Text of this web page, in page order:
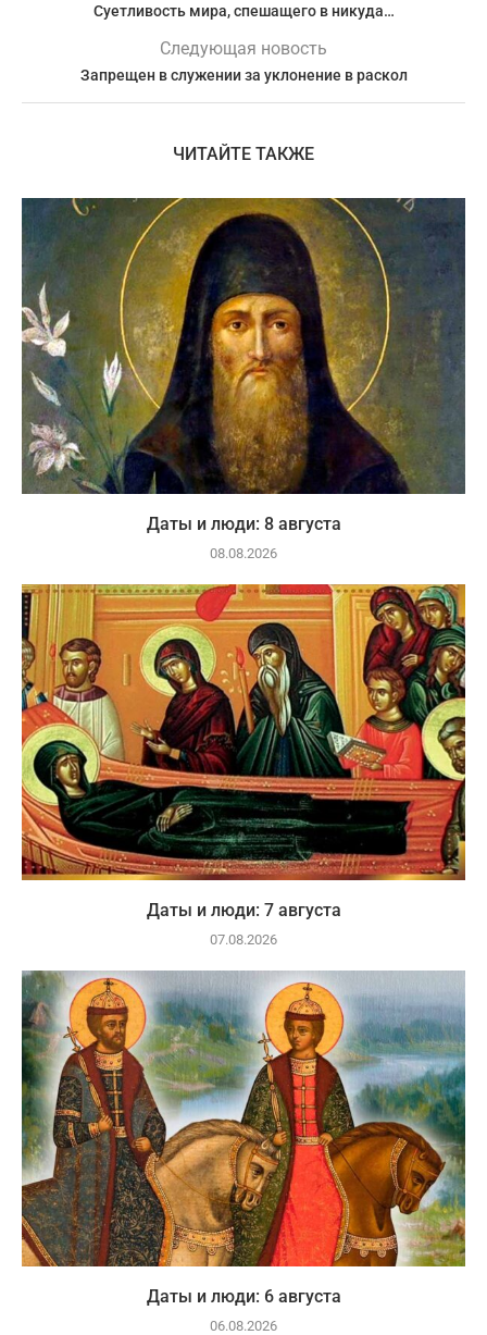
Суетливость мира, спешащего в никуда…
Следующая новость
Запрещен в служении за уклонение в раскол
ЧИТАЙТЕ ТАКЖЕ
Даты и люди: 8 августа
08.08.2026
Даты и люди: 7 августа
07.08.2026
Даты и люди: 6 августа
06.08.2026